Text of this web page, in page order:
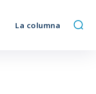
La columna